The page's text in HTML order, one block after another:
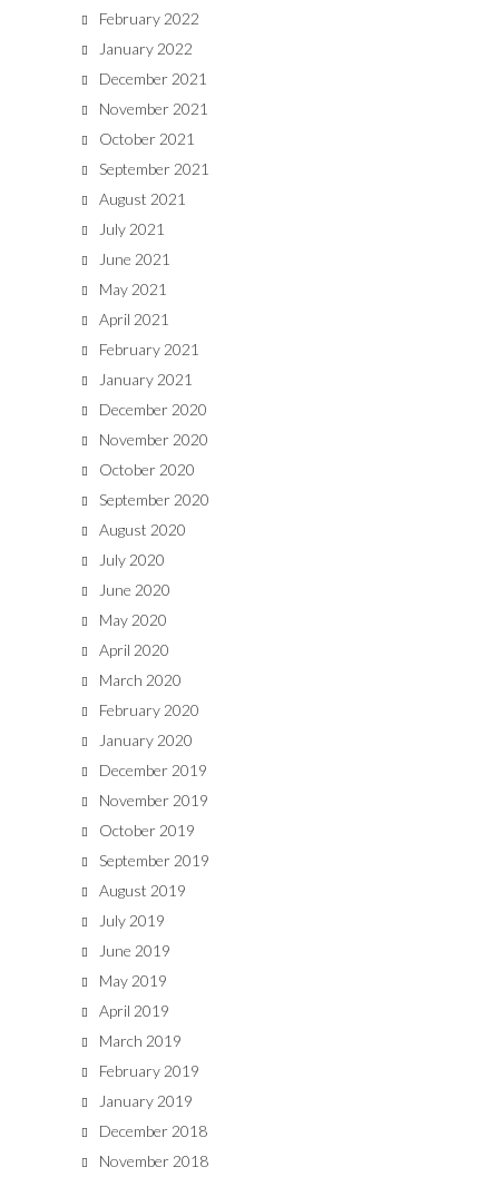
February 2022
January 2022
December 2021
November 2021
October 2021
September 2021
August 2021
July 2021
June 2021
May 2021
April 2021
February 2021
January 2021
December 2020
November 2020
October 2020
September 2020
August 2020
July 2020
June 2020
May 2020
April 2020
March 2020
February 2020
January 2020
December 2019
November 2019
October 2019
September 2019
August 2019
July 2019
June 2019
May 2019
April 2019
March 2019
February 2019
January 2019
December 2018
November 2018